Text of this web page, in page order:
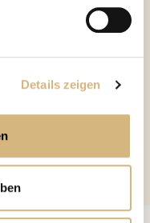
Details zeigen